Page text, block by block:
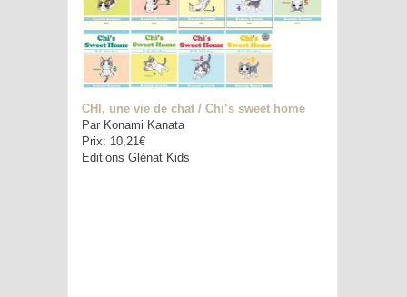
CHI, une vie de chat / Chi’s sweet home
Par Konami Kanata
Prix: 10,21€
Editions Glénat Kids